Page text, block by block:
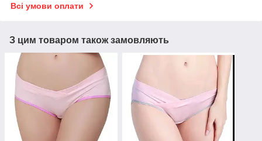
Всі умови оплати
З цим товаром також замовляють